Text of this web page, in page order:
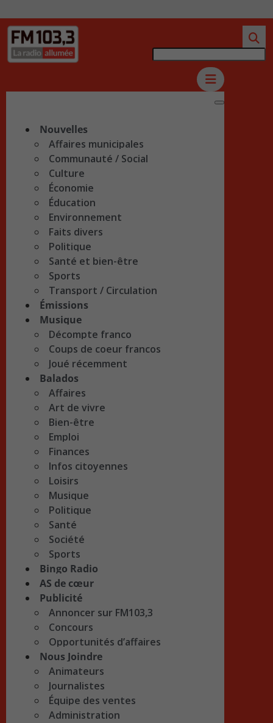
Nouvelles
Affaires municipales
Communauté / Social
Culture
Économie
Éducation
Environnement
Faits divers
Politique
Santé et bien-être
Sports
Transport / Circulation
Émissions
Musique
Décompte franco
Coups de coeur francos
Joué récemment
Balados
Affaires
Art de vivre
Bien-être
Emploi
Finances
Infos citoyennes
Loisirs
Musique
Politique
Santé
Société
Sports
Bingo Radio
AS de cœur
Publicité
Annoncer sur FM103,3
Concours
Opportunités d’affaires
Nous Joindre
Animateurs
Journalistes
Équipe des ventes
Administration